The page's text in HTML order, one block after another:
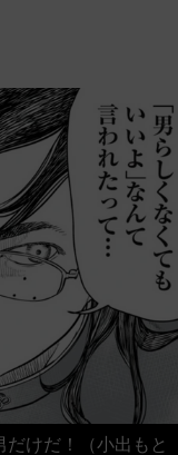
けだ！（小出もと